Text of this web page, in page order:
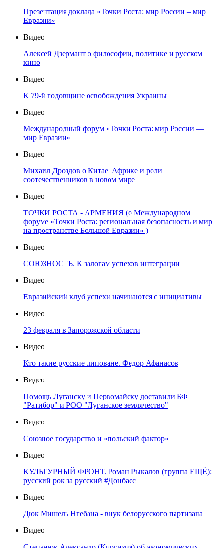
Презентация доклада «Точки Роста: мир России – мир
Евразии»
Видео
Алексей Дзермант о философии, политике и русском
кино
Видео
К 79-й годовщине освобождения Украины
Видео
Международный форум «Точки Роста: мир России —
мир Евразии»
Видео
Михаил Дроздов о Китае, Африке и роли
соотечественников в новом мире
Видео
ТОЧКИ РОСТА - АРМЕНИЯ (о Международном
форуме «Точки Роста: региональная безопасность и мир
на пространстве Большой Евразии» )
Видео
СОЮЗНОСТЬ. К залогам успехов интеграции
Видео
Евразийский клуб успехи начинаются с инициативы
Видео
23 февраля в Запорожской области
Видео
Кто такие русские липоване. Федор Афанасов
Видео
Помощь Луганску и Первомайску доставили БФ
"Ратибор" и РОО "Луганское землячество"
Видео
Союзное государство и «польский фактор»
Видео
КУЛЬТУРНЫЙ ФРОНТ. Роман Рыкалов (группа ЕЩЁ):
русский рок за русский #Донбасс
Видео
Дюк Мишель Нгебана - внук белорусского партизана
Видео